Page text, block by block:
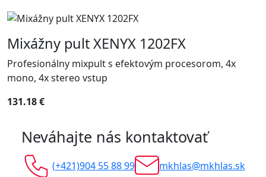
Mixážny pult XENYX 1202FX
Profesionálny mixpult s efektovým procesorom, 4x
mono, 4x stereo vstup
131.18 €
Neváhajte nás kontaktovať
(+421)904 55 88 99
mkhlas@mkhlas.sk